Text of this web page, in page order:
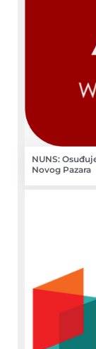
NUNS:
Novog Pazara